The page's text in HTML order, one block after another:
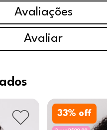
Avaliações
Avaliar
33% off